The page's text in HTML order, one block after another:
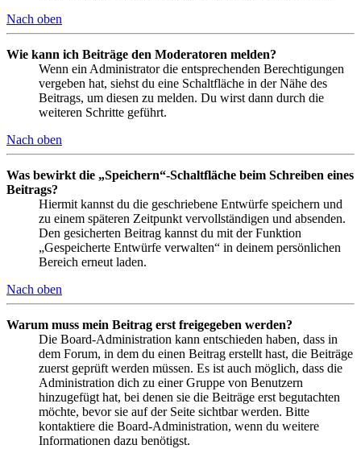
Nach oben
Wie kann ich Beiträge den Moderatoren melden?
Wenn ein Administrator die entsprechenden Berechtigungen
vergeben hat, siehst du eine Schaltfläche in der Nähe des
Beitrags, um diesen zu melden. Du wirst dann durch die
weiteren Schritte geführt.
Nach oben
Was bewirkt die „Speichern“-Schaltfläche beim Schreiben eines
Beitrags?
Hiermit kannst du die geschriebene Entwürfe speichern und
zu einem späteren Zeitpunkt vervollständigen und absenden.
Den gesicherten Beitrag kannst du mit der Funktion
„Gespeicherte Entwürfe verwalten“ in deinem persönlichen
Bereich erneut laden.
Nach oben
Warum muss mein Beitrag erst freigegeben werden?
Die Board-Administration kann entschieden haben, dass in
dem Forum, in dem du einen Beitrag erstellt hast, die Beiträge
zuerst geprüft werden müssen. Es ist auch möglich, dass die
Administration dich zu einer Gruppe von Benutzern
hinzugefügt hat, bei denen sie die Beiträge erst begutachten
möchte, bevor sie auf der Seite sichtbar werden. Bitte
kontaktiere die Board-Administration, wenn du weitere
Informationen dazu benötigst.